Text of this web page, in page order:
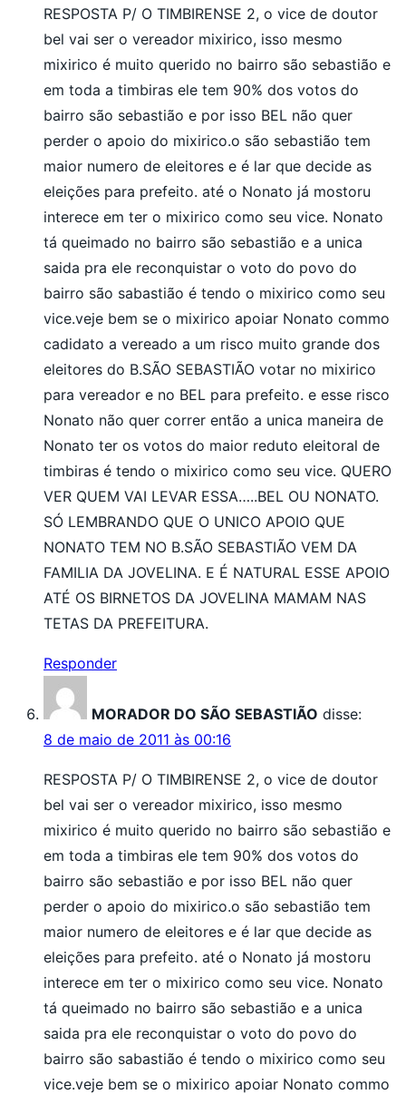
RESPOSTA P/ O TIMBIRENSE 2, o vice de doutor
bel vai ser o vereador mixirico, isso mesmo
mixirico é muito querido no bairro são sebastião e
em toda a timbiras ele tem 90% dos votos do
bairro são sebastião e por isso BEL não quer
perder o apoio do mixirico.o são sebastião tem
maior numero de eleitores e é lar que decide as
eleições para prefeito. até o Nonato já mostoru
interece em ter o mixirico como seu vice. Nonato
tá queimado no bairro são sebastião e a unica
saida pra ele reconquistar o voto do povo do
bairro são sabastião é tendo o mixirico como seu
vice.veje bem se o mixirico apoiar Nonato commo
cadidato a vereado a um risco muito grande dos
eleitores do B.SÃO SEBASTIÃO votar no mixirico
para vereador e no BEL para prefeito. e esse risco
Nonato não quer correr então a unica maneira de
Nonato ter os votos do maior reduto eleitoral de
timbiras é tendo o mixirico como seu vice. QUERO
VER QUEM VAI LEVAR ESSA…..BEL OU NONATO.
SÓ LEMBRANDO QUE O UNICO APOIO QUE
NONATO TEM NO B.SÃO SEBASTIÃO VEM DA
FAMILIA DA JOVELINA. E É NATURAL ESSE APOIO
ATÉ OS BIRNETOS DA JOVELINA MAMAM NAS
TETAS DA PREFEITURA.
Responder
MORADOR DO SÃO SEBASTIÃO disse:
8 de maio de 2011 às 00:16
RESPOSTA P/ O TIMBIRENSE 2, o vice de doutor
bel vai ser o vereador mixirico, isso mesmo
mixirico é muito querido no bairro são sebastião e
em toda a timbiras ele tem 90% dos votos do
bairro são sebastião e por isso BEL não quer
perder o apoio do mixirico.o são sebastião tem
maior numero de eleitores e é lar que decide as
eleições para prefeito. até o Nonato já mostoru
interece em ter o mixirico como seu vice. Nonato
tá queimado no bairro são sebastião e a unica
saida pra ele reconquistar o voto do povo do
bairro são sabastião é tendo o mixirico como seu
vice.veje bem se o mixirico apoiar Nonato commo